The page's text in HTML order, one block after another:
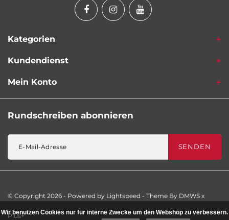
Kategorien
Kundendienst
Mein Konto
Rundschreiben abonnieren
SENDEN
© Copyright 2026 - Powered by Lightspeed - Theme By DMWS x
Plus+
Wir benutzen Cookies nur für interne Zwecke um den Webshop zu verbessern.